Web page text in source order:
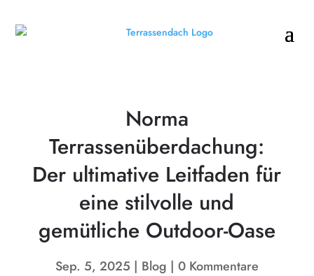
Norma
Terrassenüberdachung:
Der ultimative Leitfaden für
eine stilvolle und
gemütliche Outdoor-Oase
Sep. 5, 2025 Blog 0 Kommentare